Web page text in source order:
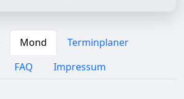
Mond
Terminplaner
FAQ Impressum